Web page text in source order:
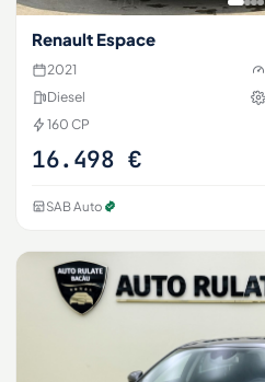
Renault Espace
2021
Diesel
160 CP
16.498 €
SAB Auto